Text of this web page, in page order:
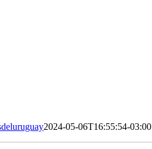
2024-05-06T16:55:54-03:00